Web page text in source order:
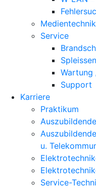
Medientechnik
Service
Wartung
Support
Karriere
Praktikum
u.
Service-